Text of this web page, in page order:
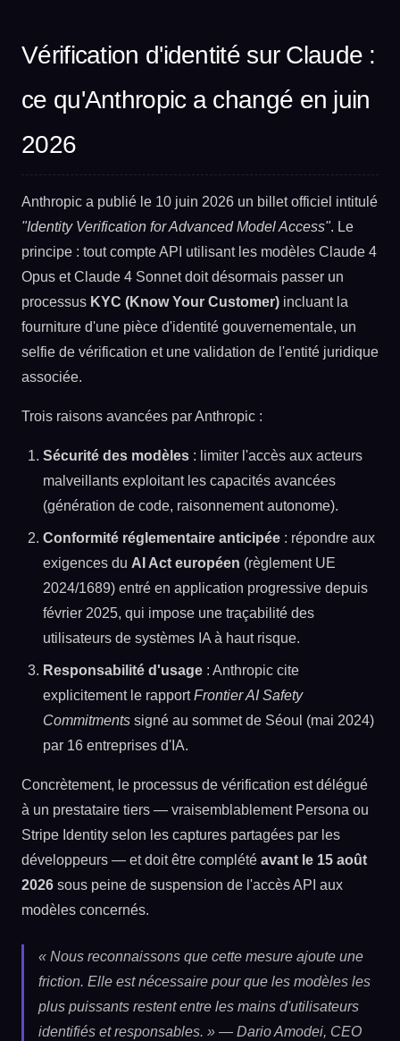
Vérification d'identité sur Claude :
ce qu'Anthropic a changé en juin
2026
Anthropic a publié le 10 juin 2026 un billet officiel intitulé
"Identity Verification for Advanced Model Access". Le
principe : tout compte API utilisant les modèles Claude 4
Opus et Claude 4 Sonnet doit désormais passer un
processus KYC (Know Your Customer) incluant la
fourniture d'une pièce d'identité gouvernementale, un
selfie de vérification et une validation de l'entité juridique
associée.
Trois raisons avancées par Anthropic :
Sécurité des modèles : limiter l'accès aux acteurs
malveillants exploitant les capacités avancées
(génération de code, raisonnement autonome).
Conformité réglementaire anticipée : répondre aux
exigences du AI Act européen (règlement UE
2024/1689) entré en application progressive depuis
février 2025, qui impose une traçabilité des
utilisateurs de systèmes IA à haut risque.
Responsabilité d'usage : Anthropic cite
explicitement le rapportFrontier AI Safety
Commitments signé au sommet de Séoul (mai 2024)
par 16 entreprises d'IA.
Concrètement, le processus de vérification est délégué
à un prestataire tiers — vraisemblablement Persona ou
Stripe Identity selon les captures partagées par les
développeurs — et doit être complété avant le 15 août
2026 sous peine de suspension de l'accès API aux
modèles concernés.
« Nous reconnaissons que cette mesure ajoute une
friction. Elle est nécessaire pour que les modèles les
plus puissants restent entre les mains d'utilisateurs
identifiés et responsables. » — Dario Amodei, CEO